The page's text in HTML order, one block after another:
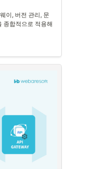
, 오류를 최소화할
하여 자동으로 API
질을 동시에 높일
요청을 중앙에서
통합
할 수 있습니
전 관리를 철저히
나 기존 기능을 수
이, 버전 관리, 문
종합적으로 적용해